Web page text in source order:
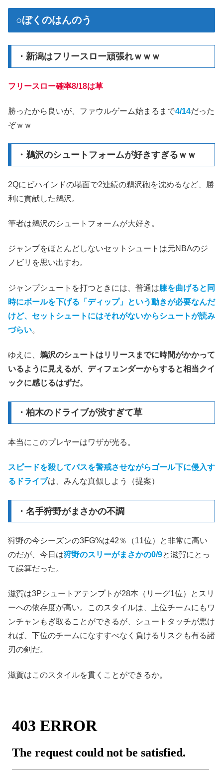
○ぼくのはんのう
・新潟はフリースロー頑張れｗｗｗ
フリースロー確率8/18は草
勝ったから良いが、ファウルゲーム始まるまで4/14だった
ぞｗｗ
・鵜沢のシュートフォームが好きすぎるｗｗ
2Qにビハインドの場面で2連続の鵜沢砲を沈めるなど、勝
利に貢献した鵜沢。
筆者は鵜沢のシュートフォームが大好き。
ジャンプをほとんどしないセットシュートは元NBAのジ
ノビリを思い出すわ。
ジャンプシュートを打つときには、普通は膝を曲げると同
時にボールを下げる「ディップ」という動きが必要なんだ
けど、セットシュートにはそれがないからシュートが読み
づらい。
ゆえに、 鵜沢のシュートはリリースまでに時間がかかって
いるように見えるが、ディフェンダーからすると相当クイ
ックに感じるはずだ。
・柏木のドライブが渋すぎて草
本当にこのプレヤーはワザが光る。
スピードを殺してパスを警戒させながらゴール下に侵入す
るドライブは、みんな真似しよう（提案）
・名手狩野がまさかの不調
狩野の今シーズンの3FG%は42％（11位）と非常に高い
のだが、今日は狩野のスリーがまさかの0/9と滋賀にとっ
て誤算だった。
滋賀は3Pシュートアテンプトが28本（リーグ1位）とスリ
ーへの依存度が高い。このスタイルは、上位チームにもワ
ンチャンもぎ取ることができるが、シュートタッチが悪け
れば、下位のチームになすすべなく負けるリスクも有る諸
刃の剣だ。
滋賀はこのスタイルを貫くことができるか。